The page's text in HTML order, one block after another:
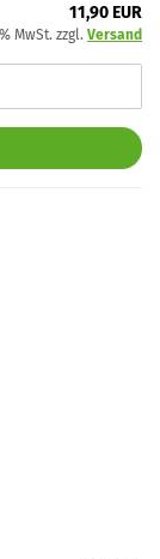
11,90 EUR
MwSt. zzgl. Versand